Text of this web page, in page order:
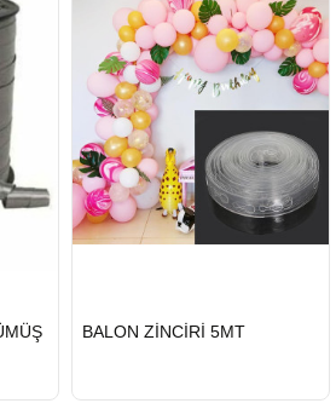
HIZLI
GÖNDERİ
BALON ZİNCİRİ 5MT